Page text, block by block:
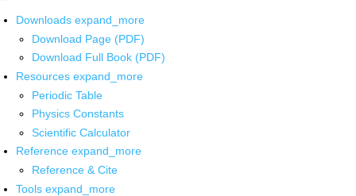
Downloads expand_more
Download Page (PDF)
Download Full Book (PDF)
Resources expand_more
Periodic Table
Physics Constants
Scientific Calculator
Reference expand_more
Reference & Cite
Tools expand_more